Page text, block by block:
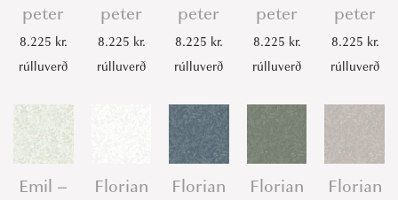
peter
8.225 kr.
rúlluverð
peter
8.225 kr.
rúlluverð
peter
8.225 kr.
rúlluverð
peter
8.225 kr.
rúlluverð
peter
8.225 kr.
rúlluverð
Emil –
Florian
Florian
Florian
Florian